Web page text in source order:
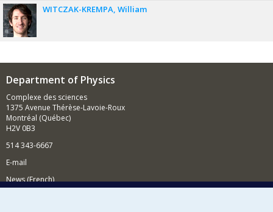
WITCZAK-KREMPA William
Department of Physics
Complexe des sciences
1375 Avenue Thérèse-Lavoie-Roux
Montréal (Québec)
H2V 0B3
514 343-6667
E-mail
News (French)